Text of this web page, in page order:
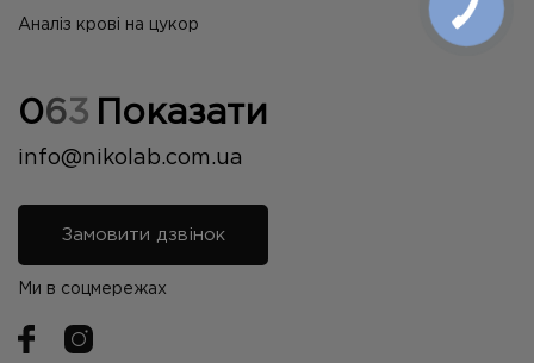
Аналіз крові на цукор
063 Показати
info@nikolab.com.ua
Замовити дзвінок
Ми в соцмережах